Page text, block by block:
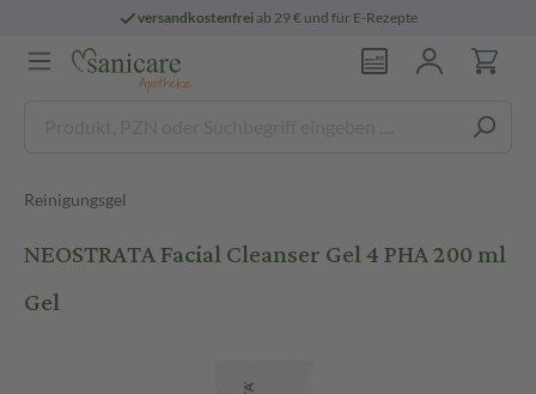
versandkostenfreiab 29 € und für E-Rezepte
Reinigungsgel
NEOSTRATA Facial Cleanser Gel 4 PHA 200 ml
Gel